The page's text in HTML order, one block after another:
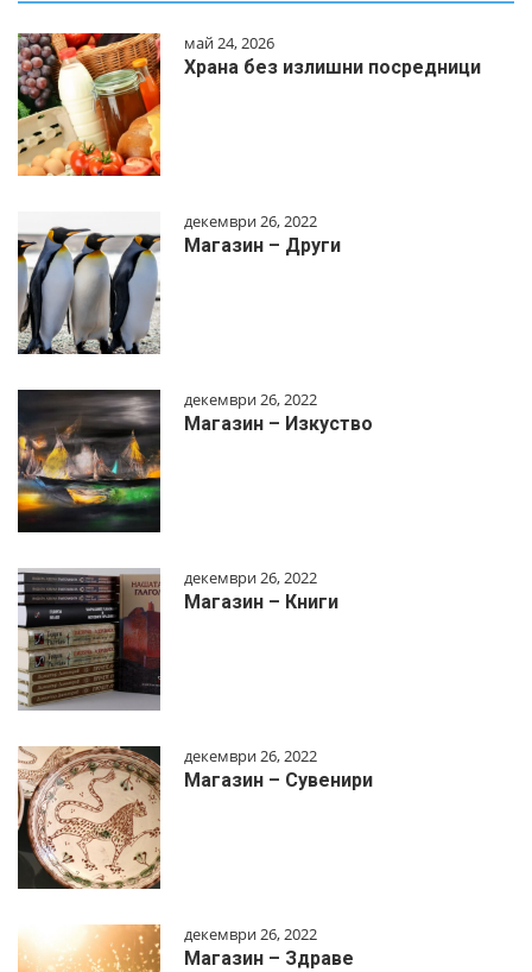
май 24, 2026
Храна без излишни посредници
декември 26, 2022
Магазин – Други
декември 26, 2022
Магазин – Изкуство
декември 26, 2022
Магазин – Книги
декември 26, 2022
Магазин – Сувенири
декември 26, 2022
Магазин – Здраве